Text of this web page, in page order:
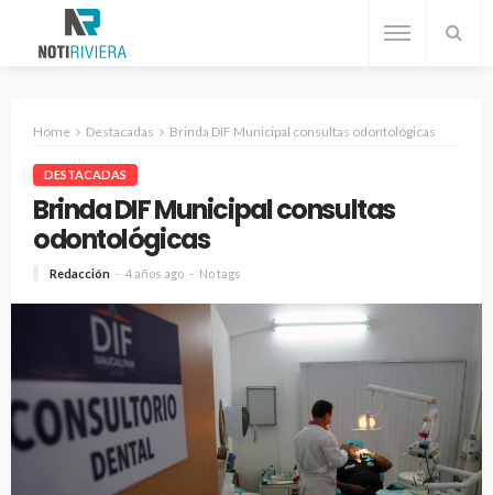
Home Destacadas Brinda DIF Municipal consultas odontológicas
DESTACADAS
Brinda DIF Municipal consultas
odontológicas
Redacción 4 años ago No tags